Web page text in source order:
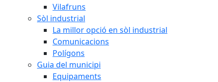
Vilafruns
Sòl industrial
La millor opció en sòl industrial
Comunicacions
Polígons
Guia del municipi
Equipaments